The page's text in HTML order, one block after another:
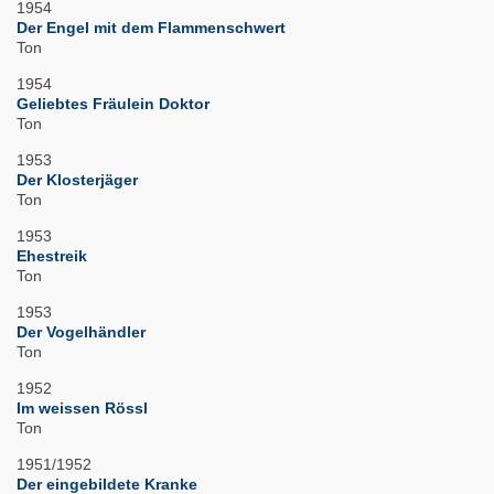
1954
Der Engel mit dem Flammenschwert
Ton
1954
Geliebtes Fräulein Doktor
Ton
1953
Der Klosterjäger
Ton
1953
Ehestreik
Ton
1953
Der Vogelhändler
Ton
1952
Im weissen Rössl
Ton
1951/1952
Der eingebildete Kranke